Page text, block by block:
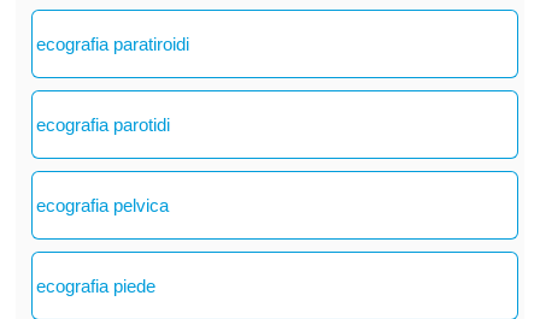
ecografia paratiroidi
ecografia parotidi
ecografia pelvica
ecografia piede